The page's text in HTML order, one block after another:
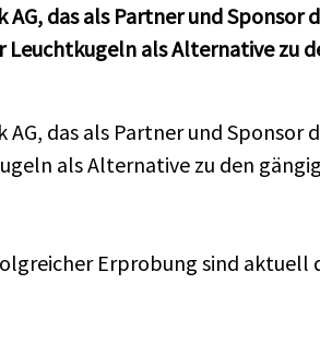
das als Partner und Sponsor
als Alternative zu
das als Part­ner und Spon­sor
als Al­ter­na­ti­ve zu den
Er­pro­bung sind ak­tu­ell